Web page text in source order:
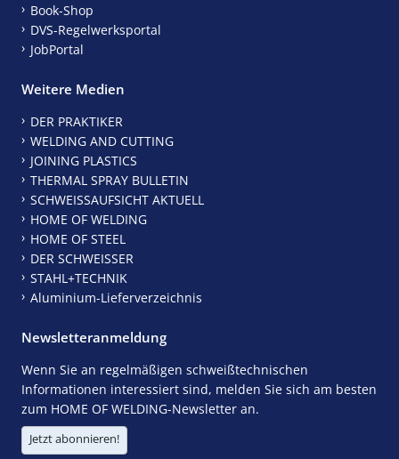
Book-Shop
DVS-Regelwerksportal
JobPortal
Weitere Medien
DER PRAKTIKER
WELDING AND CUTTING
JOINING PLASTICS
THERMAL SPRAY BULLETIN
SCHWEISSAUFSICHT AKTUELL
HOME OF WELDING
HOME OF STEEL
DER SCHWEISSER
STAHL+TECHNIK
Aluminium-Lieferverzeichnis
Newsletteranmeldung
Wenn Sie an regelmäßigen schweißtechnischen
Informationen interessiert sind, melden Sie sich am besten
zum HOME OF WELDING-Newsletter an.
Jetzt abonnieren!